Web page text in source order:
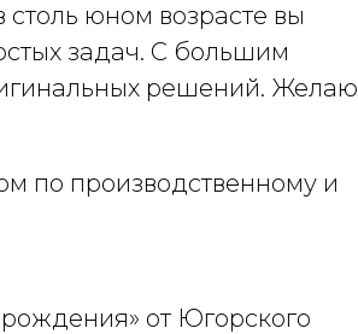
юном возрасте вы
задач. С большим
решений. Желаю
по производственному и
от Югорского